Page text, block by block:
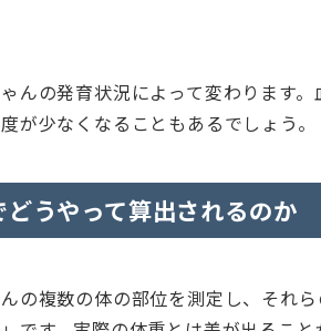
んの発育状況によって変わります。
が少なくなることもあるでしょう。
うやって算出されるのか
の複数の体の部位を測定し、それ